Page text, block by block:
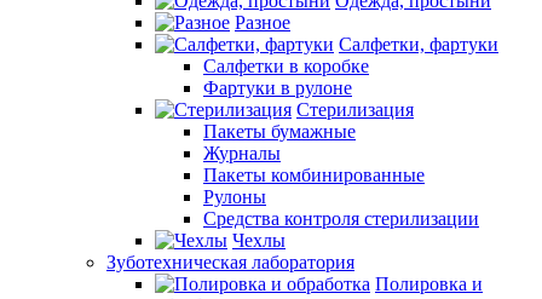
Разное
Салфетки, фартуки
Салфетки в коробке
Фартуки в рулоне
Стерилизация
Пакеты бумажные
Журналы
Пакеты комбинированные
Рулоны
Средства контроля стерилизации
Чехлы
Зуботехническая лаборатория
Полировка и